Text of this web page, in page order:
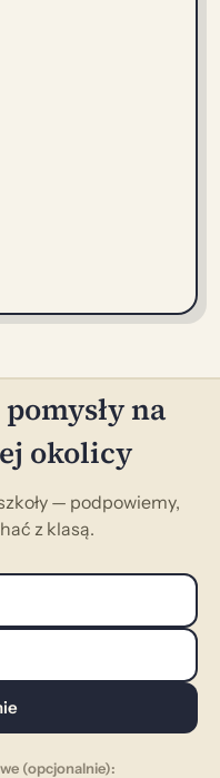
na
okolicy
— podpowiemy,
z klasą.
(opcjonalnie):